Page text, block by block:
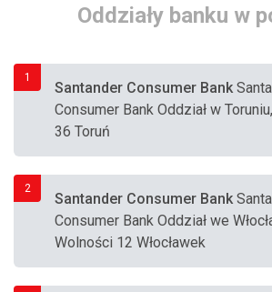
Oddziały banku w
1
Santander Consumer Bank
Consumer Bank Oddział w
36 Toruń
2
Santander Consumer Bank
Consumer Bank Oddział we
Wolności 12 Włocławek